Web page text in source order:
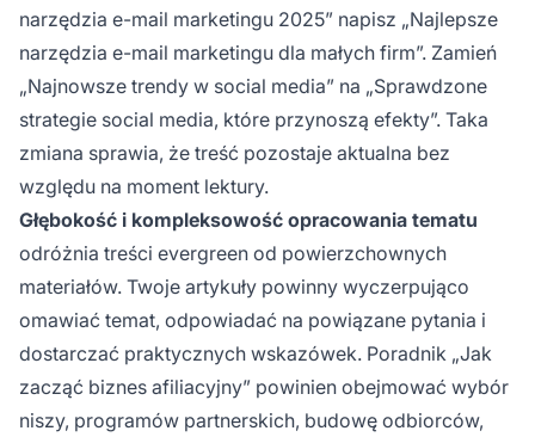
narzędzia e-mail marketingu 2025” napisz „Najlepsze
narzędzia e-mail marketingu dla małych firm”. Zamień
„Najnowsze trendy w social media” na „Sprawdzone
strategie social media, które przynoszą efekty”. Taka
zmiana sprawia, że treść pozostaje aktualna bez
względu na moment lektury.
Głębokość i kompleksowość opracowania tematu
odróżnia treści evergreen od powierzchownych
materiałów. Twoje artykuły powinny wyczerpująco
omawiać temat, odpowiadać na powiązane pytania i
dostarczać praktycznych wskazówek. Poradnik „Jak
zacząć biznes afiliacyjny” powinien obejmować wybór
niszy, programów partnerskich, budowę odbiorców,